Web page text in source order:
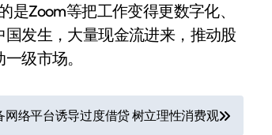
Zoom等把工作变得更数字化、
发生，大量现金流进来，推动股
级市场。
网络平台诱导过度借贷 树立理性消费观